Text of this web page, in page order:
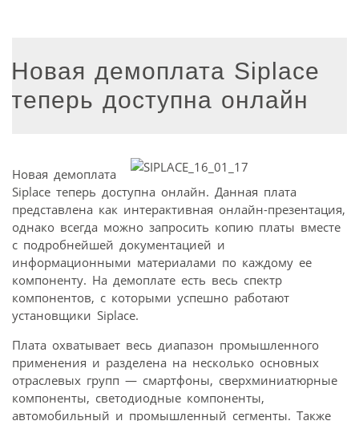
Новая демоплата Siplace
теперь доступна онлайн
Новая демоплата
Siplace теперь доступна онлайн. Данная плата
представлена как интерактивная онлайн-презентация,
однако всегда можно запросить копию платы вместе
с подробнейшей документацией и
информационными материалами по каждому ее
компоненту. На демоплате есть весь спектр
компонентов, с которыми успешно работают
установщики Siplace.
Плата охватывает весь диапазон промышленного
применения и разделена на несколько основных
отраслевых групп — смартфоны, сверхминиатюрные
компоненты, светодиодные компоненты,
автомобильный и промышленный сегменты. Также